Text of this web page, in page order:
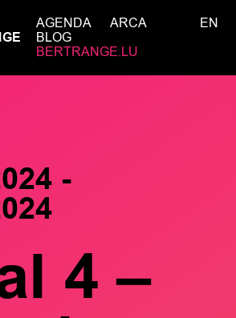
AGENDA
ARCA
BLOG
BERTRANGE.LU
EN
-
4 –